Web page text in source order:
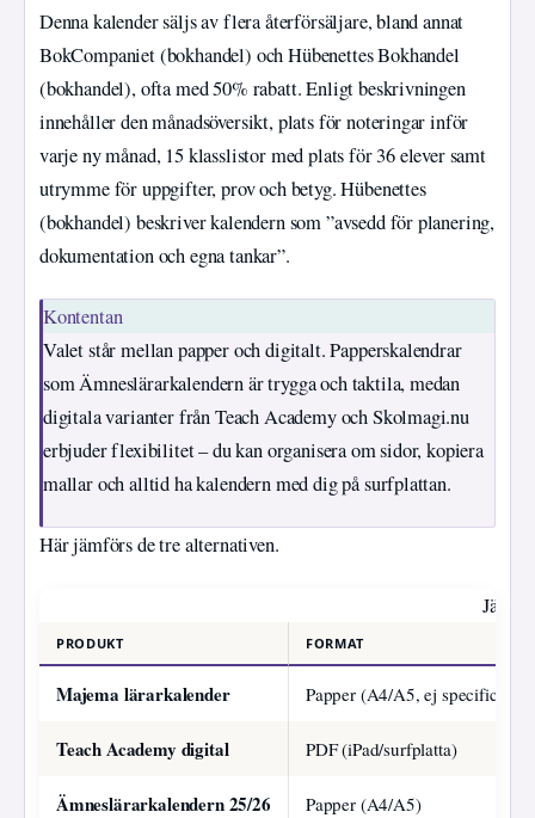
Denna kalender säljs av flera återförsäljare, bland annat
BokCompaniet (bokhandel) och Hübenettes Bokhandel
(bokhandel), ofta med 50% rabatt. Enligt beskrivningen
innehåller den månadsöversikt, plats för noteringar inför
varje ny månad, 15 klasslistor med plats för 36 elever samt
utrymme för uppgifter, prov och betyg. Hübenettes
(bokhandel) beskriver kalendern som ”avsedd för planering,
dokumentation och egna tankar”.
Kontentan
Valet står mellan papper och digitalt. Papperskalendrar
som Ämneslärarkalendern är trygga och taktila, medan
digitala varianter från Teach Academy och Skolmagi.nu
erbjuder flexibilitet – du kan organisera om sidor, kopiera
mallar och alltid ha kalendern med dig på surfplattan.
Här jämförs de tre alternativen.
PRODUKT FORMAT
Majema lärarkalender Papper (A4/A5, ej specificerat)
Teach Academy digital PDF (iPad/surfplatta)
Ämneslärarkalendern 25/26 Papper (A4/A5)